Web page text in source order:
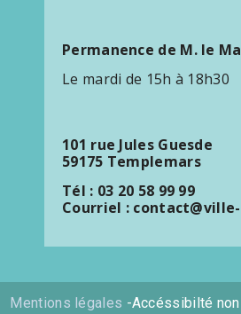
Permanence de M. le
Le mardi de 15h à 18h30
101 rue Jules Guesde
59175 Templemars
Tél : 03 20 58 99 99
Courriel :
Mentions légales -Accéssibilté